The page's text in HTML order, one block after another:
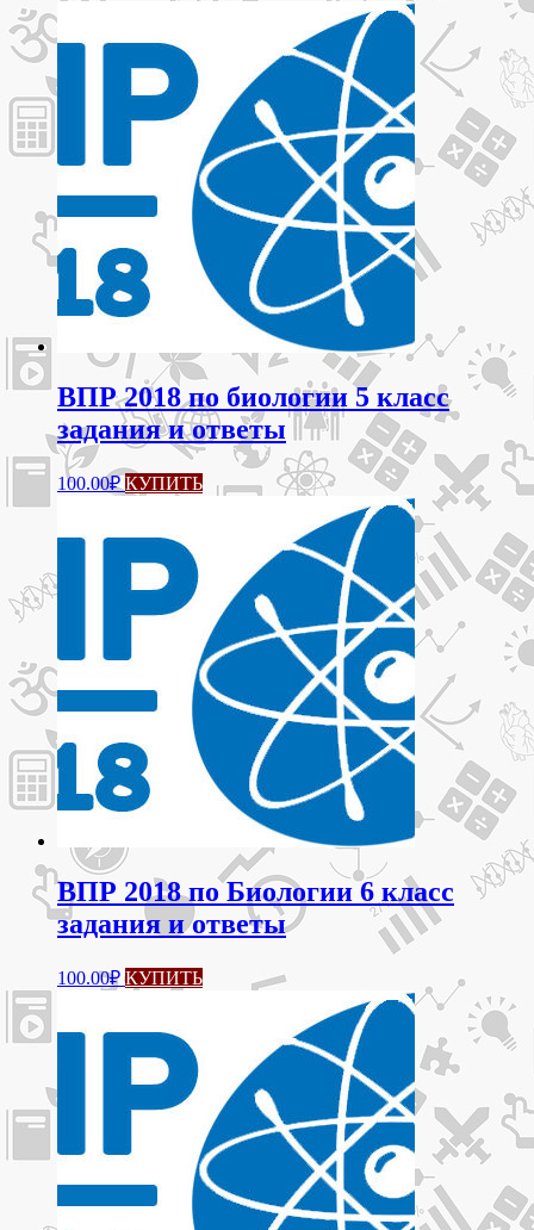
ВПР 2018 по биологии 5 класс
задания и ответы
100.00₽ КУПИТЬ
ВПР 2018 по Биологии 6 класс
задания и ответы
100.00₽ КУПИТЬ